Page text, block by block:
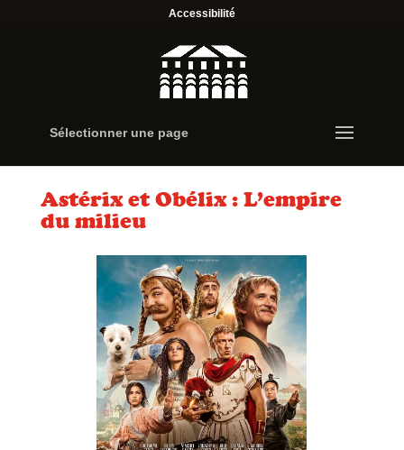
Accessibilité
Sélectionner une page
Astérix et Obélix : L’empire
du milieu